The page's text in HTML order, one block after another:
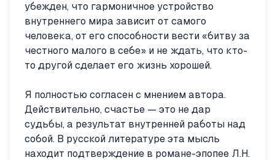
убежден, что гармоничное устройство
внутреннего мира зависит от самого
человека, от его способности вести «битву за
честного малого в себе» и не ждать, что кто-
то другой сделает его жизнь хорошей.
Я полностью согласен с мнением автора.
Действительно, счастье — это не дар
судьбы, а результат внутренней работы над
собой. В русской литературе эта мысль
находит подтверждение в романе-эпопее Л.Н.